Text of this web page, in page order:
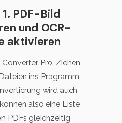
PDF-Bild
und OCR-
aktivieren
Pro. Ziehen
ins Programm
wird auch
also eine Liste
PDFs gleichzeitig